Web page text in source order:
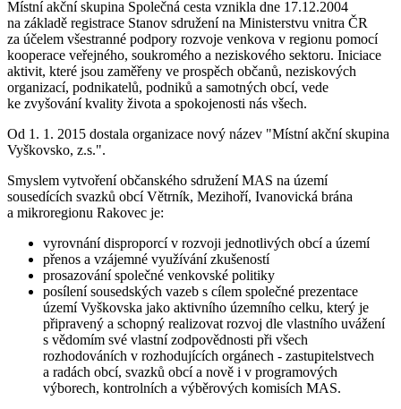
Místní akční skupina Společná cesta vznikla dne 17.12.2004
na základě registrace Stanov sdružení na Ministerstvu vnitra ČR
za účelem všestranné podpory rozvoje venkova v regionu pomocí
kooperace veřejného, soukromého a neziskového sektoru. Iniciace
aktivit, které jsou zaměřeny ve prospěch občanů, neziskových
organizací, podnikatelů, podniků a samotných obcí, vede
ke zvyšování kvality života a spokojenosti nás všech.
Od 1. 1. 2015 dostala organizace nový název "Místní akční skupina
Vyškovsko, z.s.".
Smyslem vytvoření občanského sdružení MAS na území
sousedících svazků obcí Větrník, Mezihoří, Ivanovická brána
a mikroregionu Rakovec je:
vyrovnání disproporcí v rozvoji jednotlivých obcí a území
přenos a vzájemné využívání zkušeností
prosazování společné venkovské politiky
posílení sousedských vazeb s cílem společné prezentace
území Vyškovska jako aktivního územního celku, který je
připravený a schopný realizovat rozvoj dle vlastního uvážení
s vědomím své vlastní zodpovědnosti při všech
rozhodováních v rozhodujících orgánech - zastupitelstvech
a radách obcí, svazků obcí a nově i v programových
výborech, kontrolních a výběrových komisích MAS.